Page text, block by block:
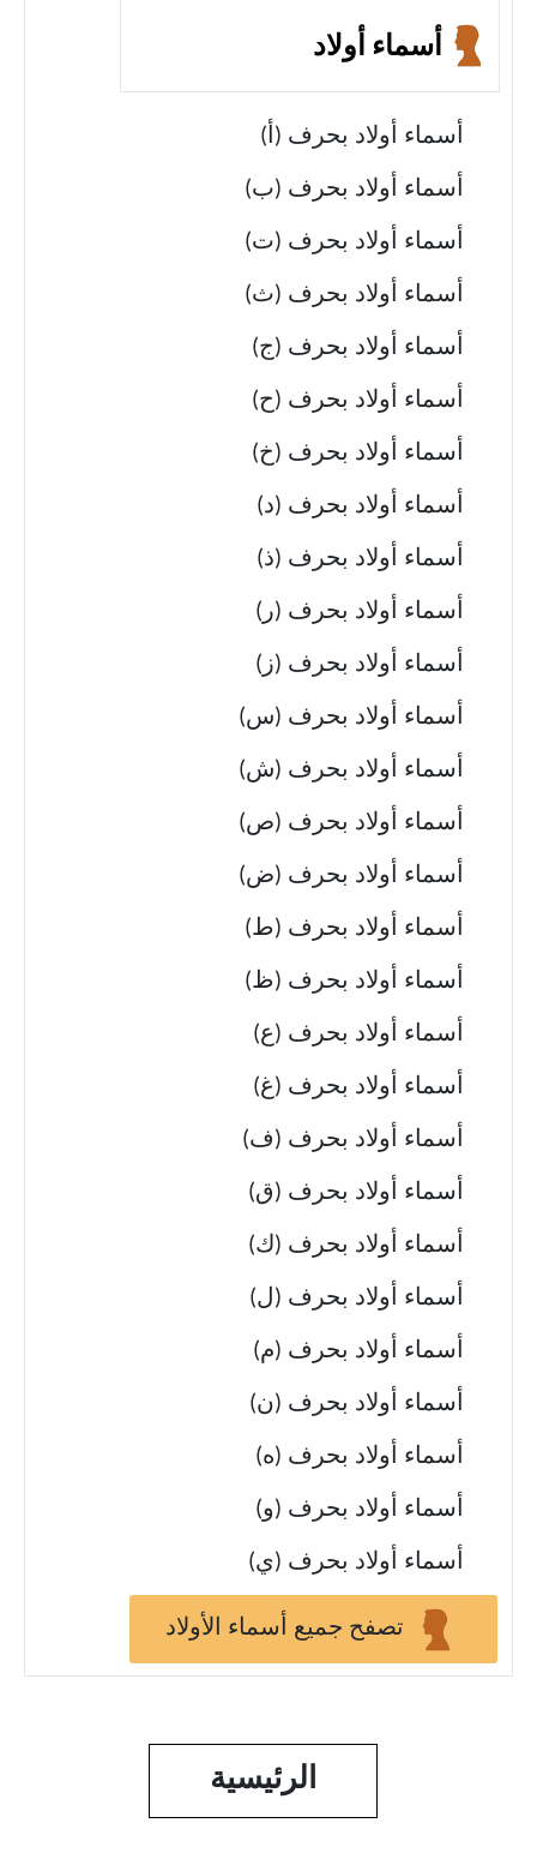
أسماء أولاد
أسماء أولاد بحرف (أ)
أسماء أولاد بحرف (ب)
أسماء أولاد بحرف (ت)
أسماء أولاد بحرف (ث)
أسماء أولاد بحرف (ج)
أسماء أولاد بحرف (ح)
أسماء أولاد بحرف (خ)
أسماء أولاد بحرف (د)
أسماء أولاد بحرف (ذ)
أسماء أولاد بحرف (ر)
أسماء أولاد بحرف (ز)
أسماء أولاد بحرف (س)
أسماء أولاد بحرف (ش)
أسماء أولاد بحرف (ص)
أسماء أولاد بحرف (ض)
أسماء أولاد بحرف (ط)
أسماء أولاد بحرف (ظ)
أسماء أولاد بحرف (ع)
أسماء أولاد بحرف (غ)
أسماء أولاد بحرف (ف)
أسماء أولاد بحرف (ق)
أسماء أولاد بحرف (ك)
أسماء أولاد بحرف (ل)
أسماء أولاد بحرف (م)
أسماء أولاد بحرف (ن)
أسماء أولاد بحرف (ه)
أسماء أولاد بحرف (و)
أسماء أولاد بحرف (ي)
تصفح جميع أسماء الأولاد
الرئيسية